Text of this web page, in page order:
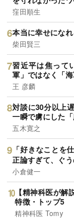
窪田順生
本当に幸せにな
柴田賢三
習近平は焦って
軍」ではなく「
王 彦麟
対談に30分以上
一瞬で虜にした
五木寛之
「好きなことを
正論すぎて、ぐ
小倉健一
【精神科医が解
特徴・トップ5
精神科医 Tomy